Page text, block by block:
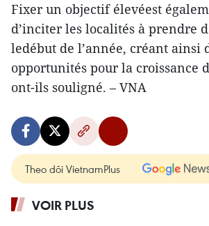
Fixer un objectif élevéest
d’inciter les localités à prendre
ledébut de l’année, créant ainsi
opportunités pour la croissance
ont-ils souligné. – VNA
Theo dõi VietnamPlus
VOIR PLUS